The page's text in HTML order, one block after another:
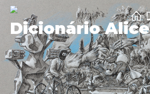
Dicionário Alice